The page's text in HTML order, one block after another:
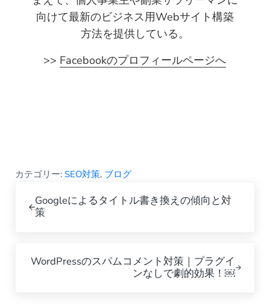
向けて最新のビジネス用Webサイト構築
方法を提供している。
>> Facebookのプロフィールページへ
カテゴリー: SEO対策, ブログ
Googleによるタイトル書き換えの傾向と対
策
WordPressのスパムコメント対策｜プラグイ
ンなしで劇的効果！￼